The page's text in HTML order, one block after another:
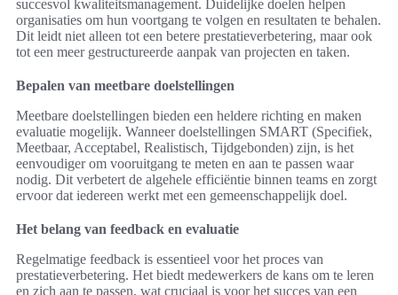
succesvol kwaliteitsmanagement. Duidelijke doelen helpen
organisaties om hun voortgang te volgen en resultaten te behalen.
Dit leidt niet alleen tot een betere prestatieverbetering, maar ook
tot een meer gestructureerde aanpak van projecten en taken.
Bepalen van meetbare doelstellingen
Meetbare doelstellingen bieden een heldere richting en maken
evaluatie mogelijk. Wanneer doelstellingen SMART (Specifiek,
Meetbaar, Acceptabel, Realistisch, Tijdgebonden) zijn, is het
eenvoudiger om vooruitgang te meten en aan te passen waar
nodig. Dit verbetert de algehele efficiëntie binnen teams en zorgt
ervoor dat iedereen werkt met een gemeenschappelijk doel.
Het belang van feedback en evaluatie
Regelmatige feedback is essentieel voor het proces van
prestatieverbetering. Het biedt medewerkers de kans om te leren
en zich aan te passen, wat cruciaal is voor het succes van een